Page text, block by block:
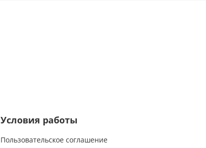
Условия работы
Пользовательское соглашение